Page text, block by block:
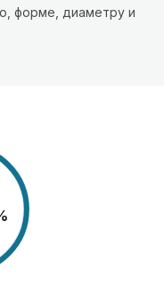
форме, диаметру и